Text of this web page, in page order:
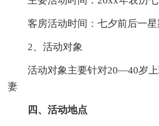
客房活动时间：七夕前后一
2、活动对象
活动对象主要针对20—40岁
妻
四、活动地点